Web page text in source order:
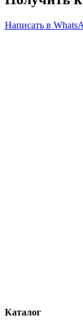
Написать в
Каталог